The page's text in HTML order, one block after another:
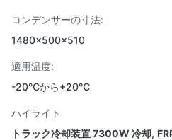
コンデンサーの寸法:
1480×500×510
適用温度:
-20°Cから+20°C
ハイライト
トラック冷却装置 7300W 冷却,